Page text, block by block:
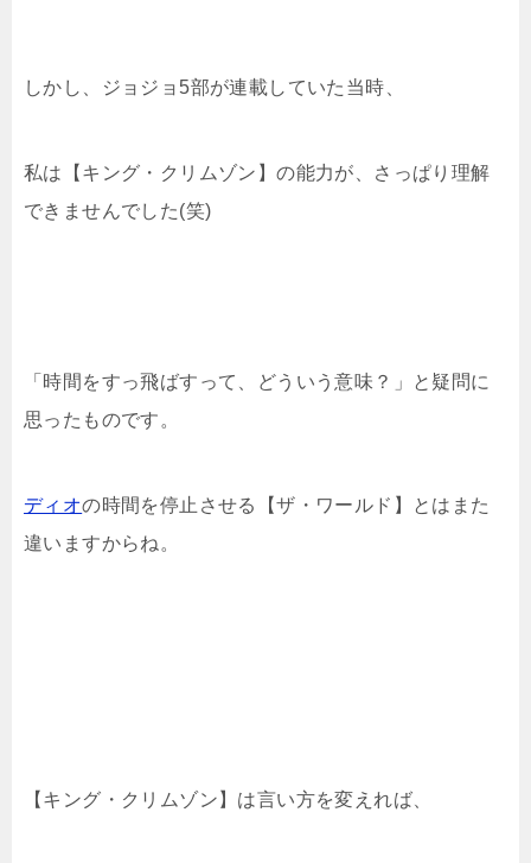
しかし、ジョジョ5部が連載していた当時、
私は【キング・クリムゾン】の能力が、さっぱり理解
できませんでした(笑)
「時間をすっ飛ばすって、どういう意味？」と疑問に
思ったものです。
ディオの時間を停止させる【ザ・ワールド】とはまた
違いますからね。
【キング・クリムゾン】は言い方を変えれば、